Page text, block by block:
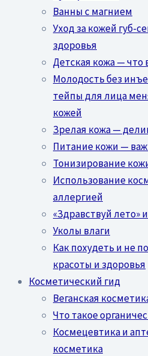
Ванны с магнием
Уход за кожей губ-
здоровья
Детская кожа — что
Молодость без
тейпы для лица
кожей
Зрелая кожа —
Питание кожи —
Тонизирование
Использование
аллергией
«Здравствуй лето»
Уколы влаги
Как похудеть и не
красоты и здоровья
Косметический гид
Веганская
Что такое
Космецевтика и
косметика